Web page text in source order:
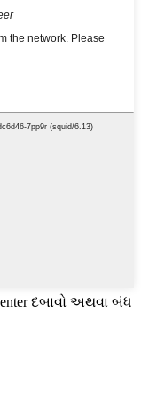
enter દબાવો અથવા બંધ